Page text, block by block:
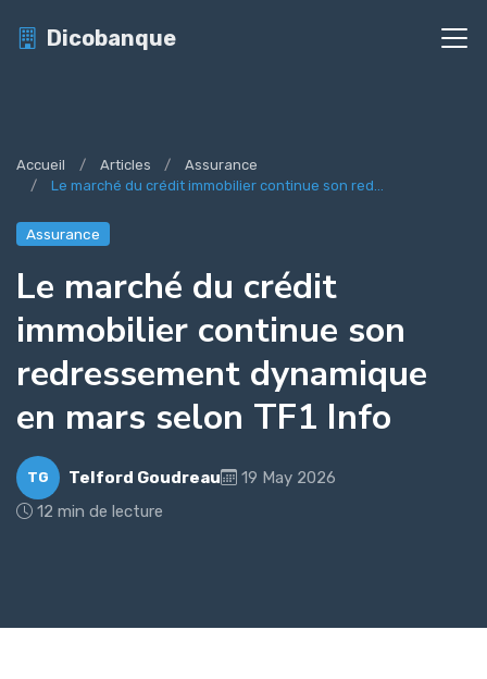
Dicobanque
Accueil Articles
Assurance
Le marché du crédit immobilier continue son red...
Assurance
Le marché du crédit
immobilier continue son
redressement dynamique
en mars selon TF1 Info
TG Telford Goudreau
19 May 2026
12 min de lecture